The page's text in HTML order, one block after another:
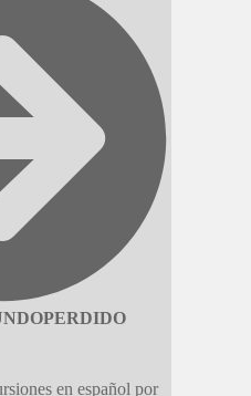
en español por